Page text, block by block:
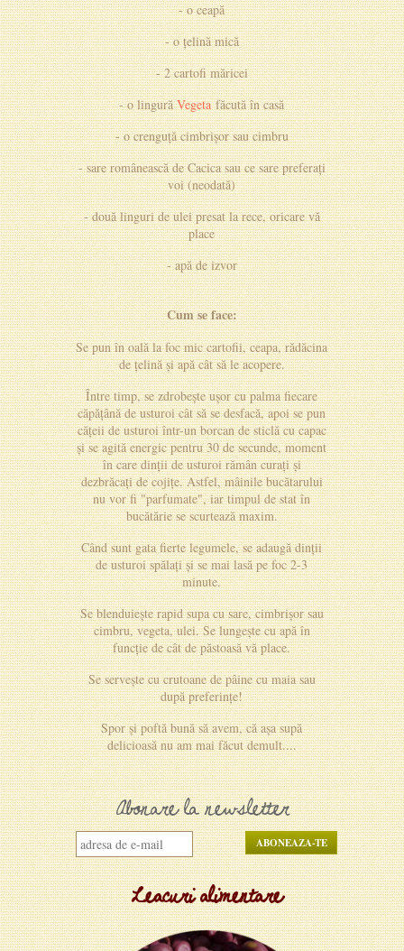
- o ceapă
- o țelină mică
- 2 cartofi măricei
- o lingurăVegetafăcută în casă
- o crenguță cimbrișor sau cimbru
- sare românească de Cacica sau ce sare preferați
voi (neodată)
- două linguri de ulei presat la rece, oricare vă
place
- apă de izvor
Cum se face:
Se pun în oală la foc mic cartofii, ceapa, rădăcina
de țelină și apă cât să le acopere.
Între timp, se zdrobește ușor cu palma fiecare
căpățână de usturoi cât să se desfacă, apoi se pun
cățeii de usturoi într-un borcan de sticlă cu capac
și se agită energic pentru 30 de secunde, moment
în care dinții de usturoi rămân curați și
dezbrăcați de cojițe. Astfel, mâinile bucătarului
nu vor fi "parfumate", iar timpul de stat în
bucătărie se scurtează maxim.
Când sunt gata fierte legumele, se adaugă dinții
de usturoi spălați și se mai lasă pe foc 2-3
minute.
Se blenduiește rapid supa cu sare, cimbrișor sau
cimbru, vegeta, ulei. Se lungește cu apă în
funcție de cât de păstoasă vă place.
Se servește cu crutoane de pâine cu maia sau
după preferințe!
Spor și poftă bună să avem, că așa supă
delicioasă nu am mai făcut demult....
Abonare la newsletter
Leacuri alimentare